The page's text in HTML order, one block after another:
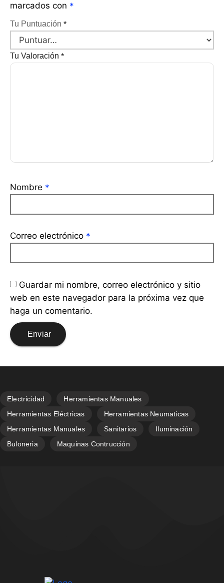
marcados con *
Tu Puntuación *
Tu Valoración *
Nombre *
Correo electrónico *
Guardar mi nombre, correo electrónico y sitio
web en este navegador para la próxima vez que
haga un comentario.